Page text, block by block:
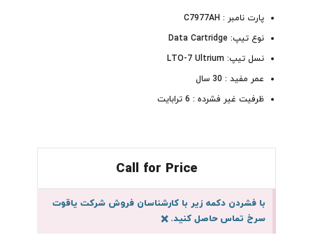
پارت نامبر : C7977AH
نوع تیپ: Data Cartridge
نسل تیپ: LTO-7 Ultrium
عمر مفید : 30 سال
ظرفیت غیر فشرده : 6 ترابایت
Call for Price
با فشردن دکمه زیر با کارشناسان فروش شرکت یاقوت
سرخ تماس حاصل کنید.×